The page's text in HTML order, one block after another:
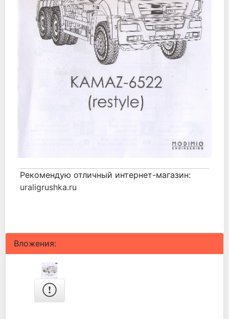
Рекомендую отличный интернет-магазин:
uraligrushka.ru
Вложения: